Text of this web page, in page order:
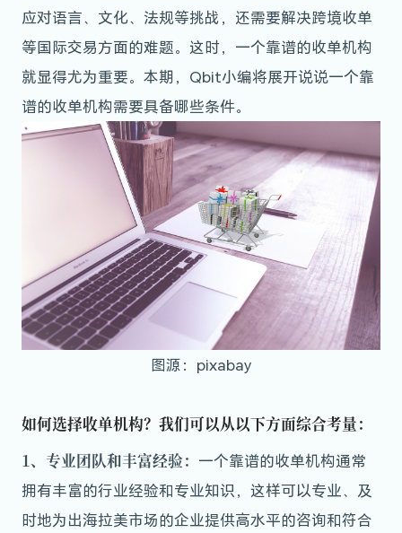
应对语言、文化、法规等挑战，还需要解决跨境收单
等国际交易方面的难题。这时，一个靠谱的收单机构
就显得尤为重要。本期，Qbit小编将展开说说一个靠
谱的收单机构需要具备哪些条件。
图源：pixabay
如何选择收单机构？我们可以从以下方面综合考量：
1、专业团队和丰富经验： 一个靠谱的收单机构通常
拥有丰富的行业经验和专业知识，这样可以专业、及
时地为出海拉美市场的企业提供高水平的咨询和符合